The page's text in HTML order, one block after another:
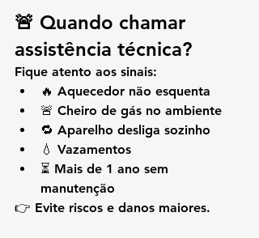
🚨 Quando chamar
assistência técnica?
Fique atento aos sinais:
🔥 Aquecedor não esquenta
🚨 Cheiro de gás no ambiente
🔁 Aparelho desliga sozinho
💧 Vazamentos
⏳ Mais de 1 ano sem
manutenção
👉 Evite riscos e danos maiores.